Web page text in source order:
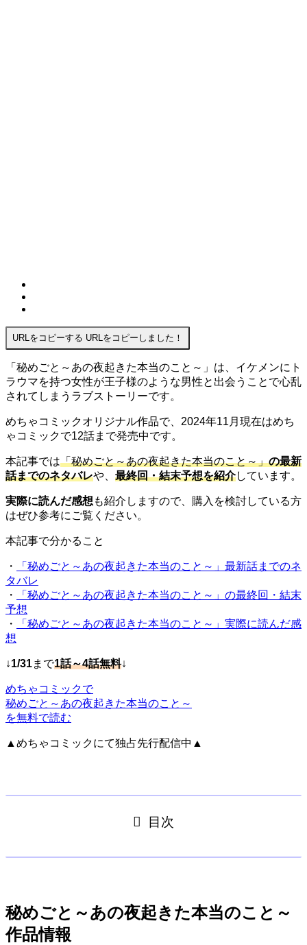
URLをコピーする URLをコピーしました！
「秘めごと～あの夜起きた本当のこと～」は、イケメンにト
ラウマを持つ女性が王子様のような男性と出会うことで心乱
されてしまうラブストーリーです。
めちゃコミックオリジナル作品で、2024年11月現在はめち
ゃコミックで12話まで発売中です。
本記事では「秘めごと～あの夜起きた本当のこと～」の最新
話までのネタバレや、 最終回・結末予想を紹介しています。
実際に読んだ感想 も紹介しますので、購入を検討している方
はぜひ参考にご覧ください。
本記事で分かること
・
「秘めごと～あの夜起きた本当のこと～」最新話までのネ
タバレ
・
「秘めごと～あの夜起きた本当のこと～」の最終回・結末
予想
・
「秘めごと～あの夜起きた本当のこと～」実際に読んだ感
想
↓1/31まで1話～4話無料↓
めちゃコミックで
秘めごと～あの夜起きた本当のこと～
を無料で読む
▲めちゃコミックにて独占先行配信中▲
目次
秘めごと～あの夜起きた本当のこと～
作品情報